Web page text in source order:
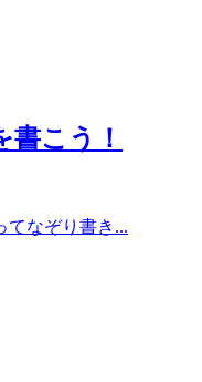
こう！
てなぞり書き...